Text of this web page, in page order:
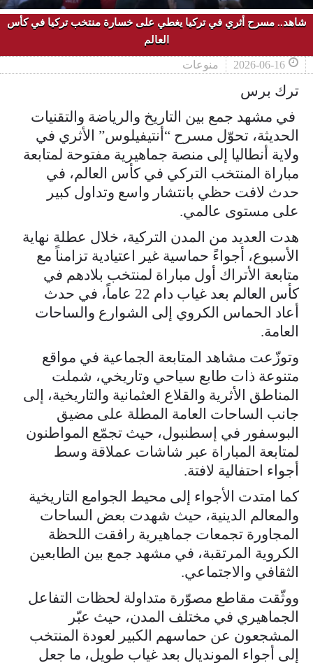
شاهد.. مسرح أثري في تركيا يغطي على خسارة منتخب تركيا في كأس
العالم
2026-06-16 منوعات
ترك برس
في مشهد جمع بين التاريخ والرياضة والتقنيات
الحديثة، تحوّل مسرح “أنتيفيلوس” الأثري في
ولاية أنطاليا إلى منصة جماهيرية مفتوحة لمتابعة
مباراة المنتخب التركي في كأس العالم، في
حدث لافت حظي بانتشار واسع وتداول كبير
على مستوى عالمي.
هدت العديد من المدن التركية، خلال عطلة نهاية
الأسبوع، أجواءً حماسية غير اعتيادية تزامناً مع
متابعة الأتراك أول مباراة لمنتخب بلادهم في
كأس العالم بعد غياب دام 22 عاماً، في حدث
أعاد الحماس الكروي إلى الشوارع والساحات
العامة.
وتوزّعت مشاهد المتابعة الجماعية في مواقع
متنوعة ذات طابع سياحي وتاريخي، شملت
المناطق الأثرية والقلاع العثمانية والتاريخية، إلى
جانب الساحات العامة المطلة على مضيق
البوسفور في إسطنبول، حيث تجمّع المواطنون
لمتابعة المباراة عبر شاشات عملاقة وسط
أجواء احتفالية لافتة.
كما امتدت الأجواء إلى محيط الجوامع التاريخية
والمعالم الدينية، حيث شهدت بعض الساحات
المجاورة تجمعات جماهيرية رافقت اللحظة
الكروية المرتقبة، في مشهد جمع بين الطابعين
الثقافي والاجتماعي.
ووثّقت مقاطع مصوّرة متداولة لحظات التفاعل
الجماهيري في مختلف المدن، حيث عبّر
المشجعون عن حماسهم الكبير لعودة المنتخب
إلى أجواء المونديال بعد غياب طويل، ما جعل